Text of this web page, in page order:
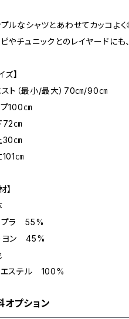
プルなシャツとあわせてカッコよ
やチュニックとのレイヤードに
ズ】
スト（最小/最大）70㎝/90㎝
プ100㎝
72㎝
30㎝
㎝
】
プラ 55%
ヨン 45%
エステル 100%
オプション